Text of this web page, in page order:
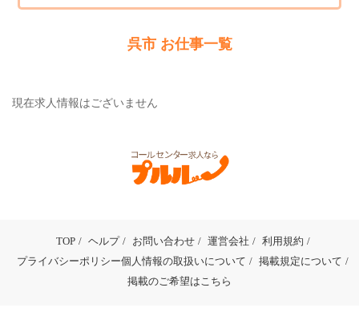
呉市 お仕事一覧
現在求人情報はございません
TOP ヘルプ お問い合わせ 運営会社
利用規約
プライバシーポリシー個人情報の取扱いについて
掲載規定について
掲載のご希望はこちら